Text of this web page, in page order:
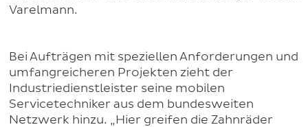
Varelmann.
Bei Aufträgen mit speziellen Anforderungen und
umfangreicheren Projekten zieht der
Industriedienstleister seine mobilen
Servicetechniker aus dem bundesweiten
Netzwerk hinzu. „Hier greifen die Zahnräder